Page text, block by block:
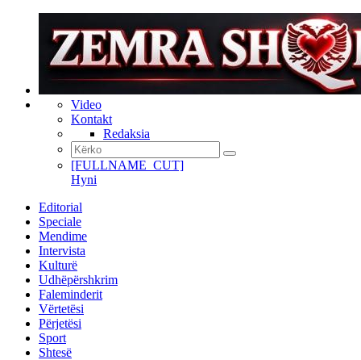
Video
Kontakt
Redaksia
[FULLNAME_CUT]
Hyni
Editorial
Speciale
Mendime
Intervista
Kulturë
Udhëpërshkrim
Faleminderit
Vërtetësi
Përjetësi
Sport
Shtesë